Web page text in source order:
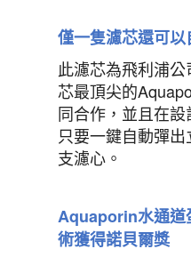
僅一隻濾芯還可以
此濾芯為飛利浦
芯最頂尖的
同合作，並且在設
只要一鍵自動彈
支濾心。
Aquaporin水通道
術獲得諾貝爾獎